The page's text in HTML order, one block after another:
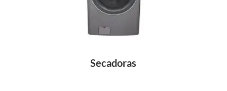
Secadoras